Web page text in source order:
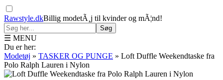
Rawstyle.dkBillig modetÃ¸j til kvinder og mÃ¦nd!
Søg
☰ MENU
Du er her:
Modetøj » TASKER OG PUNGE » Loft Duffle Weekendtaske fra
Polo Ralph Lauren i Nylon